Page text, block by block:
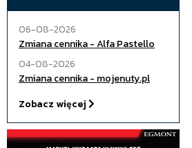
06-08-2026
Zmiana cennika - Alfa Pastello
04-08-2026
Zmiana cennika - mojenuty.pl
Zobacz więcej